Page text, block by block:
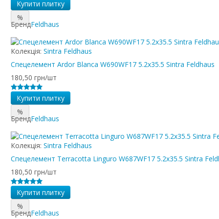
Купити плитку
%
БрендFeldhaus
Колекція: Sintra Feldhaus
Спецелемент Ardor Blanca W690WF17 5.2x35.5 Sintra Feldhaus
180,50 грн/шт
Купити плитку
%
БрендFeldhaus
Колекція: Sintra Feldhaus
Спецелемент Terracotta Linguro W687WF17 5.2x35.5 Sintra
180,50 грн/шт
Купити плитку
%
БрендFeldhaus